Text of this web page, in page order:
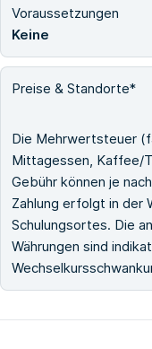
Voraussetzungen
Keine
Preise & Standorte*
Die Mehrwertsteuer
Mittagessen, Kaffee/
Gebühr können je
Zahlung erfolgt in der
Schulungsortes. Die
Währungen sind